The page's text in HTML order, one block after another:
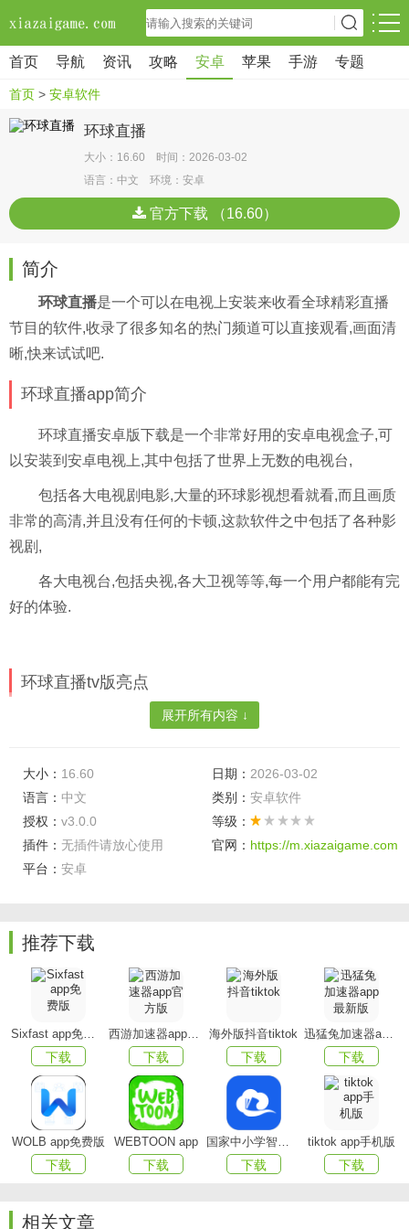
首页 导航 资讯 攻略 安卓 苹果 手游 专题
首页 > 安卓软件
环球直播
大小：16.60 时间：2026-03-02
语言：中文 环境：安卓
官方下载 （16.60）
简介
环球直播是一个可以在电视上安装来收看全球精彩直播
节目的软件,收录了很多知名的热门频道可以直接观看,画面清
晰,快来试试吧.
环球直播app简介
环球直播安卓版下载是一个非常好用的安卓电视盒子,可
以安装到安卓电视上,其中包括了世界上无数的电视台,
包括各大电视剧电影,大量的环球影视想看就看,而且画质
非常的高清,并且没有任何的卡顿,这款软件之中包括了各种影
视剧,
各大电视台,包括央视,各大卫视等等,每一个用户都能有完
好的体验.
环球直播tv版亮点
1、央视、新闻、卫视、法制、移动、广电、超级电视等
2、强大的云搜索功能,关键字搜索,想要啥就有啥;
3、VIP视频免费看,只要能搜到,你就能看到;
4、界面简单,完美适配机顶盒UI,没有广告,清爽至极.
海量资源
安全极速 :领先的双核搜索技术,智能防护,拒绝病毒;
高清高速:
1280p超高清视频,高速下载、高速缓冲,在线观
看;
热门推荐 :每日推荐最新、最热门的视频,直接点播观看.
展开所有内容 ↓
大小： 16.60 日期： 2026-03-02
语言： 中文 类别： 安卓软件
授权： v3.0.0
等级：
插件： 无插件请放心使用 官网： https://m.xiazaigame.com
平台： 安卓
推荐下载
Sixfast app免费版
下载
西游加速器app官方版
下载
海外版抖音tiktok
下载
迅猛兔加速器app最新版
下载
WOLB app免费版
下载
WEBTOON app
下载
国家中小学智慧教育平台app(智慧中小学)
下载
tiktok app手机版
下载
相关文章